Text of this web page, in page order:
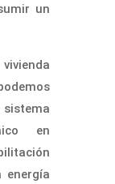
un
en
energía